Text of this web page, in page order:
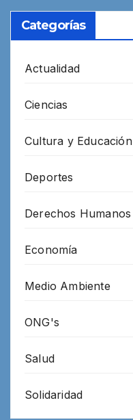
Categorías
Actualidad
Ciencias
Cultura y Educación
Deportes
Derechos Humanos
Economía
Medio Ambiente
ONG's
Salud
Solidaridad